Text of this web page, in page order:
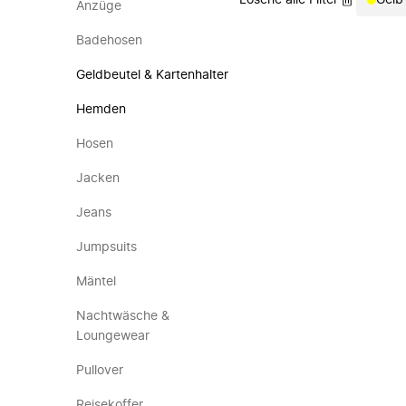
Anzüge
Badehosen
Geldbeutel & Kartenhalter
Hemden
Hosen
Jacken
Jeans
Jumpsuits
Mäntel
Nachtwäsche &
Loungewear
Pullover